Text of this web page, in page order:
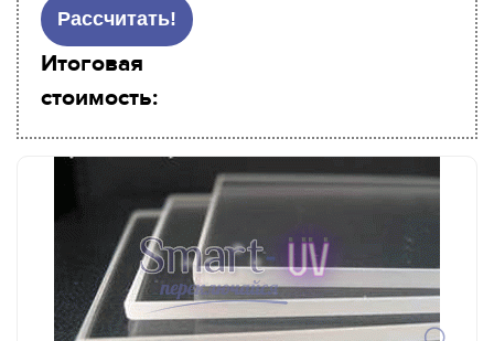
Итоговая
стоимость: